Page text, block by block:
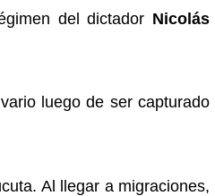
del dictador Nicolás
luego de ser capturado
Al llegar a migraciones,